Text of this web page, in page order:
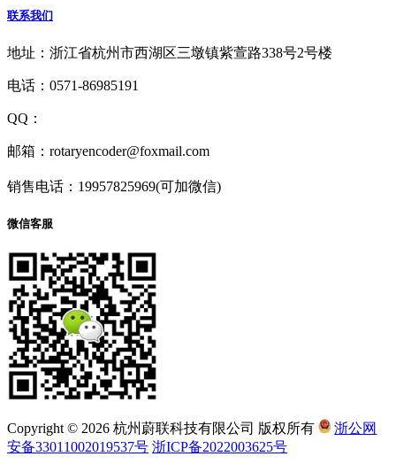
联系我们
地址：浙江省杭州市西湖区三墩镇紫萱路338号2号楼
电话：0571-86985191
QQ：
邮箱：rotaryencoder@foxmail.com
销售电话：19957825969(可加微信)
微信客服
Copyright © 2026 杭州蔚联科技有限公司 版权所有
浙公网
安备33011002019537号 浙ICP备2022003625号